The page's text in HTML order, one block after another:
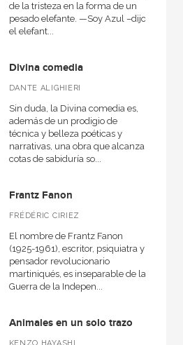
de la tristeza en la forma de un
pesado elefante. —Soy Azul –dijo
el elefant...
Divina comedia
DANTE ALIGHIERI
Sin duda, la Divina comedia es,
además de un prodigio de
técnica y belleza poéticas y
narrativas, una obra que alcanza
cotas de sabiduría so...
Frantz Fanon
FRÉDÉRIC CIRIEZ
El nombre de Frantz Fanon
(1925-1961), escritor, psiquiatra y
pensador revolucionario
martiniqués, es inseparable de la
Guerra de la Indepen...
Animales en un solo trazo